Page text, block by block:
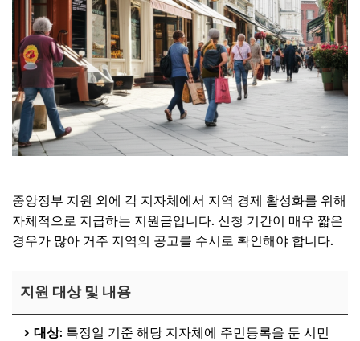
중앙정부 지원 외에 각 지자체에서 지역 경제 활성화를 위해
자체적으로 지급하는 지원금입니다. 신청 기간이 매우 짧은
경우가 많아 거주 지역의 공고를 수시로 확인해야 합니다.
지원 대상 및 내용
대상: 특정일 기준 해당 지자체에 주민등록을 둔 시민